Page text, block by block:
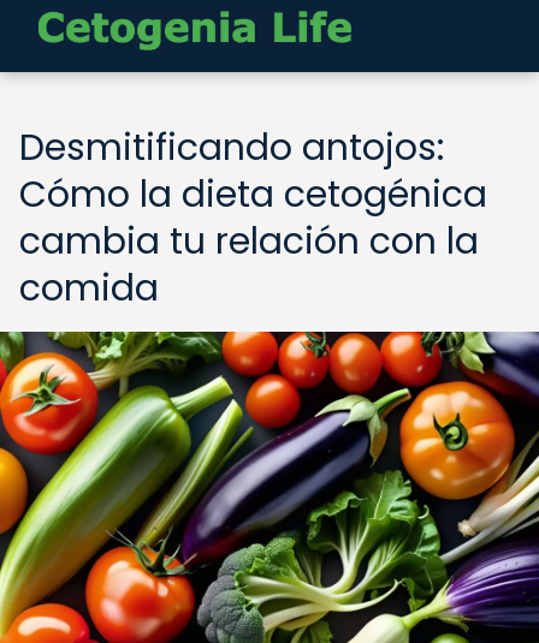
Desmitificando antojos:
Cómo la dieta cetogénica
cambia tu relación con la
comida